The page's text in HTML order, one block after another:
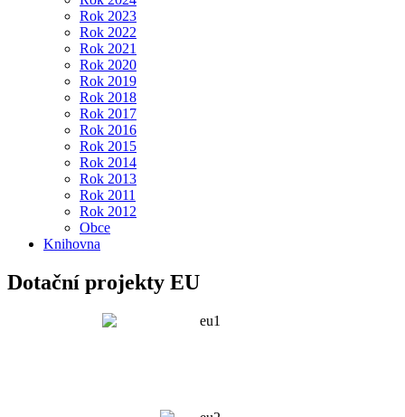
Rok 2023
Rok 2022
Rok 2021
Rok 2020
Rok 2019
Rok 2018
Rok 2017
Rok 2016
Rok 2015
Rok 2014
Rok 2013
Rok 2011
Rok 2012
Obce
Knihovna
Dotační projekty EU